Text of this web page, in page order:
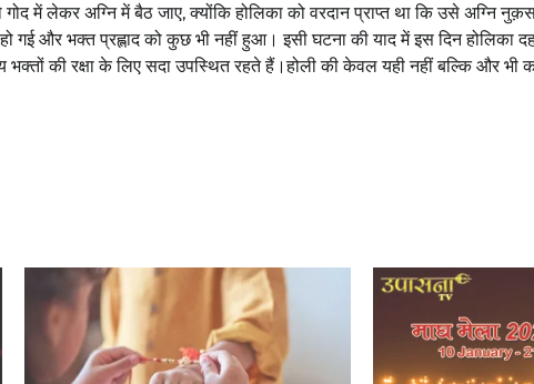
में लेकर अग्नि में बैठ जाए, क्योंकि होलिका को वरदान प्राप्त था कि उसे अग्नि
और भक्त प्रह्लाद को कुछ भी नहीं हुआ। इसी घटना की याद में इस दिन होलिका
की रक्षा के लिए सदा उपस्थित रहते हैं।होली की केवल यही नहीं बल्कि और भी